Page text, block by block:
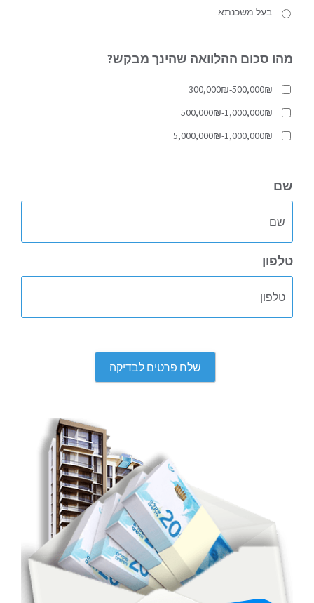
בעל משכנתא
מהו סכום ההלוואה שהינך מבקש?
300,000₪-500,000₪
500,000₪-1,000,000₪
5,000,000₪-1,000,000₪
שם
טלפון